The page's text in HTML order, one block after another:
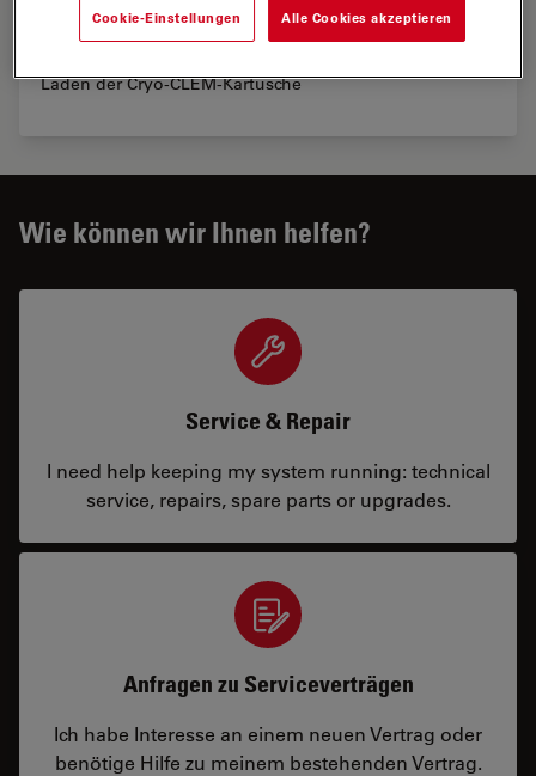
Laden der Cryo-CLEM-Kartusche
Wie können wir Ihnen helfen?
Service & Repair
I need help keeping my system running: technical
service, repairs, spare parts or upgrades.
Anfragen zu Serviceverträgen
Ich habe Interesse an einem neuen Vertrag oder
benötige Hilfe zu meinem bestehenden Vertrag.
Cookie-Einstellungen Alle Cookies akzeptieren